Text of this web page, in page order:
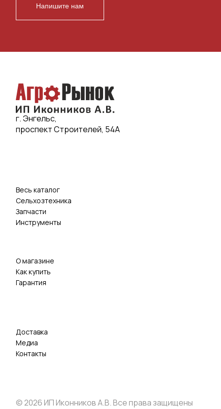
Напишите нам
г. Энгельс,
проспект Строителей, 54А
Весь каталог
Сельхозтехника
Запчасти
Инструменты
О магазине
Как купить
Гарантия
Доставка
Медиа
Контакты
© 2026 ИП Иконников А.В. Все права защищены